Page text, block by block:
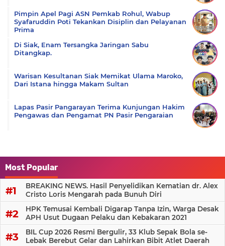
Pimpin Apel Pagi ASN Pemkab Rohul, Wabup
Syafaruddin Poti Tekankan Disiplin dan Pelayanan
Prima
Di Siak, Enam Tersangka Jaringan Sabu
Ditangkap.
Warisan Kesultanan Siak Memikat Ulama Maroko,
Dari Istana hingga Makam Sultan
Lapas Pasir Pangarayan Terima Kunjungan Hakim
Pengawas dan Pengamat PN Pasir Pengaraian
Most Popular
BREAKING NEWS. Hasil Penyelidikan Kematian dr. Alex
Cristo Loris Mengarah pada Bunuh Diri
HPK Temusai Kembali Digarap Tanpa Izin, Warga Desak
APH Usut Dugaan Pelaku dan Kebakaran 2021
BIL Cup 2026 Resmi Bergulir, 33 Klub Sepak Bola se-
Lebak Berebut Gelar dan Lahirkan Bibit Atlet Daerah